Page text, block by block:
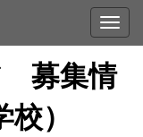
募集情
）